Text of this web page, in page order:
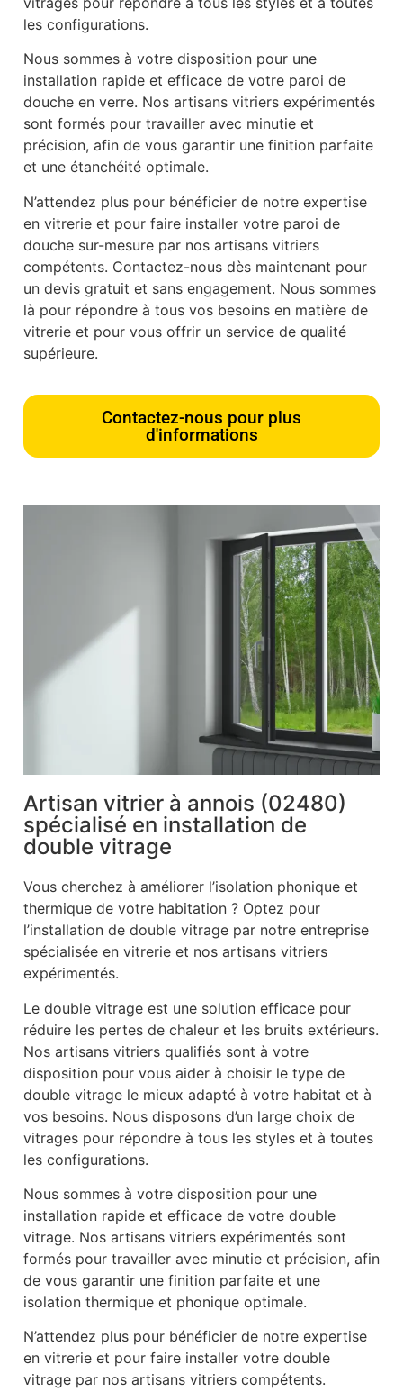
les configurations.
Nous sommes à votre disposition pour une
installation rapide et efficace de votre paroi de
douche en verre. Nos artisans vitriers expérimentés
sont formés pour travailler avec minutie et
précision, afin de vous garantir une finition parfaite
et une étanchéité optimale.
N’attendez plus pour bénéficier de notre expertise
en vitrerie et pour faire installer votre paroi de
douche sur-mesure par nos artisans vitriers
compétents. Contactez-nous dès maintenant pour
un devis gratuit et sans engagement. Nous sommes
là pour répondre à tous vos besoins en matière de
vitrerie et pour vous offrir un service de qualité
supérieure.
Contactez-nous pour plus
d'informations
Artisan vitrier à annois (02480)
spécialisé en installation de
double vitrage
Vous cherchez à améliorer l’isolation phonique et
thermique de votre habitation ? Optez pour
l’installation de double vitrage par notre entreprise
spécialisée en vitrerie et nos artisans vitriers
expérimentés.
Le double vitrage est une solution efficace pour
réduire les pertes de chaleur et les bruits extérieurs.
Nos artisans vitriers qualifiés sont à votre
disposition pour vous aider à choisir le type de
double vitrage le mieux adapté à votre habitat et à
vos besoins. Nous disposons d’un large choix de
vitrages pour répondre à tous les styles et à toutes
les configurations.
Nous sommes à votre disposition pour une
installation rapide et efficace de votre double
vitrage. Nos artisans vitriers expérimentés sont
formés pour travailler avec minutie et précision, afin
de vous garantir une finition parfaite et une
isolation thermique et phonique optimale.
N’attendez plus pour bénéficier de notre expertise
en vitrerie et pour faire installer votre double
vitrage par nos artisans vitriers compétents.